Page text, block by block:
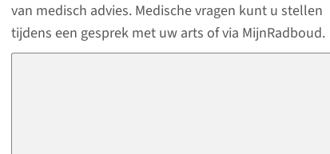
van medisch advies. Medische vragen kunt u stellen
tijdens een gesprek met uw arts of via MijnRadboud.